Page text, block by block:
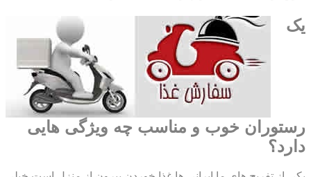
یک
رستوران خوب و مناسب چه ویژگی هایی
دارد؟